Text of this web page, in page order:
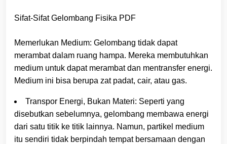
Sifat-Sifat Gelombang Fisika PDF
Memerlukan Medium: Gelombang tidak dapat
merambat dalam ruang hampa. Mereka membutuhkan
medium untuk dapat merambat dan mentransfer energi.
Medium ini bisa berupa zat padat, cair, atau gas.
Transpor Energi, Bukan Materi: Seperti yang
disebutkan sebelumnya, gelombang membawa energi
dari satu titik ke titik lainnya. Namun, partikel medium
itu sendiri tidak berpindah tempat bersamaan dengan